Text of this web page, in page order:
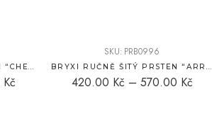
BRYXI RUČNĚ ŠITÝ PRSTEN “CHEVRON”
Kč
SKU: PRB0996
BRYXI RUČNĚ ŠITÝ PRSTEN “ARROWHEAD”
420.00 Kč – 570.00 Kč